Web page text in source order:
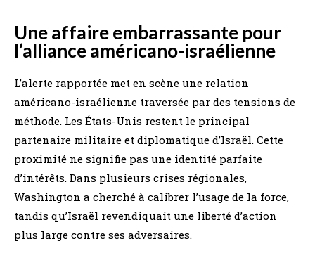
Une affaire embarrassante pour
l’alliance américano-israélienne
L’alerte rapportée met en scène une relation
américano-israélienne traversée par des tensions de
méthode. Les États-Unis restent le principal
partenaire militaire et diplomatique d’Israël. Cette
proximité ne signifie pas une identité parfaite
d’intérêts. Dans plusieurs crises régionales,
Washington a cherché à calibrer l’usage de la force,
tandis qu’Israël revendiquait une liberté d’action
plus large contre ses adversaires.